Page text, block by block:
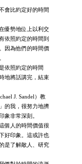
比約定好的時間
優勢地位上以利交
依照約定的時間到
因為他們的時間價
依照約定的時間
地將話講完，結束
J. Sandel）教
的我，很努力地擠
象非常深刻。
人的時間價值很
好印象。這或許也
是了解敵人、研究